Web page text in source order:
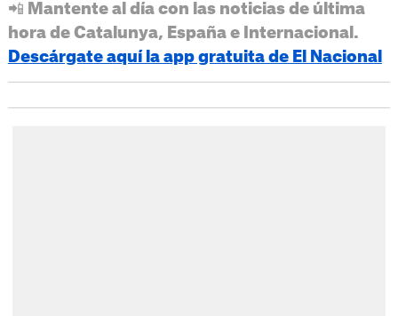
📲 Mantente al día con las noticias de última
hora de Catalunya, España e Internacional.
Descárgate aquí la app gratuita de El Nacional